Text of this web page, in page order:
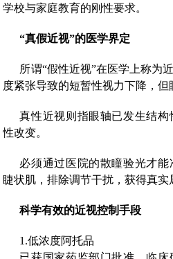
学校与家庭教育的刚性要求。
“真假近视”的医学界定
所谓“假性近视”在医学上称为
度紧张导致的短暂性视力下降，但
真性近视则指眼轴已发生结
性改变。
必须通过医院的散瞳验光才
睫状肌，排除调节干扰，获得真实
科学有效的近视控制手段
1.低浓度阿托品